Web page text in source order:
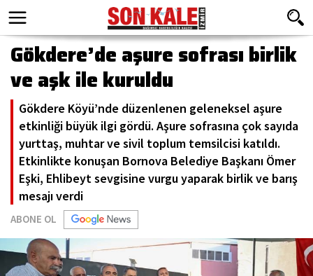
Gökdere’de aşure sofrası birlik
ve aşk ile kuruldu
Gökdere Köyü’nde düzenlenen geleneksel aşure
etkinliği büyük ilgi gördü. Aşure sofrasına çok sayıda
yurttaş, muhtar ve sivil toplum temsilcisi katıldı.
Etkinlikte konuşan Bornova Belediye Başkanı Ömer
Eşki, Ehlibeyt sevgisine vurgu yaparak birlik ve barış
mesajı verdi
ABONE OL